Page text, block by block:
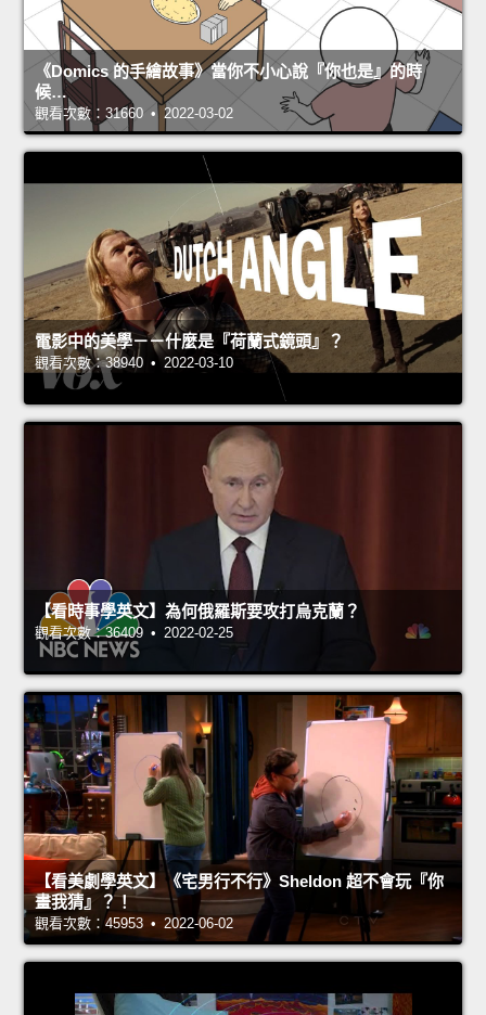
《Domics 的手繪故事》當你不小心說『你也是』的時
候…
觀看次數：31660 • 2022-03-02
電影中的美學－－什麼是『荷蘭式鏡頭』？
觀看次數：38940 • 2022-03-10
【看時事學英文】為何俄羅斯要攻打烏克蘭？
觀看次數：36409 • 2022-02-25
【看美劇學英文】《宅男行不行》Sheldon 超不會玩『你
畫我猜』？！
觀看次數：45953 • 2022-06-02